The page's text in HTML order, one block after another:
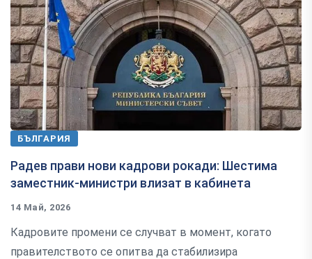
БЪЛГАРИЯ
Радев прави нови кадрови рокади: Шестима
заместник-министри влизат в кабинета
14 Май, 2026
Кадровите промени се случват в момент, когато
правителството се опитва да стабилизира